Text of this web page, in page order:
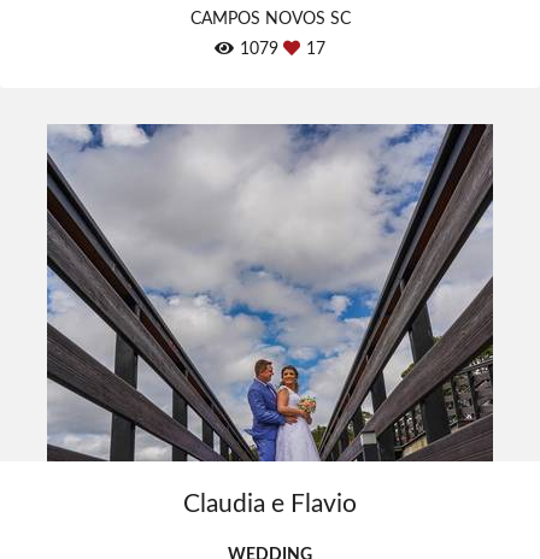
CAMPOS NOVOS SC
1079
17
Claudia e Flavio
WEDDING